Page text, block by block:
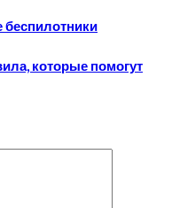
которые помогут